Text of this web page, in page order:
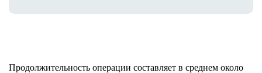
Продолжительность операции составляет в среднем около